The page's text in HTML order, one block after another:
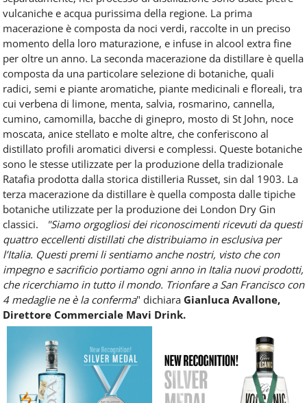
vulcaniche e acqua purissima della regione. La prima
macerazione è composta da noci verdi, raccolte in un preciso
momento della loro maturazione, e infuse in alcool extra fine
per oltre un anno. La seconda macerazione da distillare è quella
composta da una particolare selezione di botaniche, quali
radici, semi e piante aromatiche, piante medicinali e floreali, tra
cui verbena di limone, menta, salvia, rosmarino, cannella,
cumino, camomilla, bacche di ginepro, mosto di St John, noce
moscata, anice stellato e molte altre, che conferiscono al
distillato profili aromatici diversi e complessi. Queste botaniche
sono le stesse utilizzate per la produzione della tradizionale
Ratafia prodotta dalla storica distilleria Russet, sin dal 1903. La
terza macerazione da distillare è quella composta dalle tipiche
botaniche utilizzate per la produzione dei London Dry Gin
classici.
"Siamo orgogliosi dei riconoscimenti ricevuti da questi
quattro eccellenti distillati che distribuiamo in esclusiva per
l’Italia. Questi premi li sentiamo anche nostri, visto che con
impegno e sacrificio portiamo ogni anno in Italia nuovi prodotti,
che ricerchiamo in tutto il mondo. Trionfare a San Francisco con
4 medaglie ne è la conferma" dichiara Gianluca Avallone,
Direttore Commerciale Mavi Drink.